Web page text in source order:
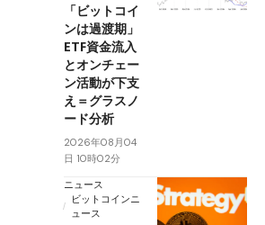
「ビットコイ
ンは過渡期」
ETF資金流入
とオンチェー
ン活動が下支
え＝グラスノ
ード分析
2026年08月04
日 10時02分
ニュース
ビットコインニ
ュース